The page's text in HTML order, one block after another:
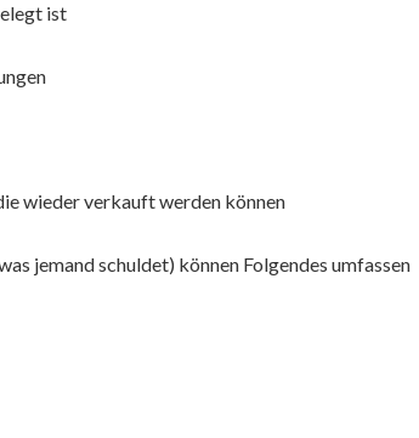
ist
wieder verkauft werden können
jemand schuldet) können Folgendes umfassen